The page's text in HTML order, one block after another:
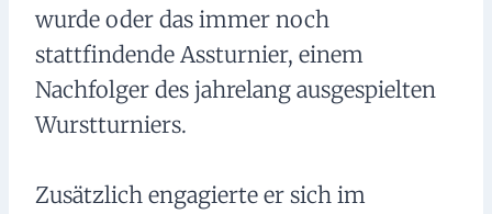
wurde oder das immer noch
stattfindende Assturnier, einem
Nachfolger des jahrelang ausgespielten
Wurstturniers.
Zusätzlich engagierte er sich im